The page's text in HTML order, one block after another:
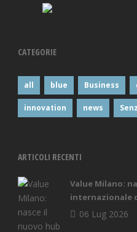
CATEGORIE
all blue Business
innovation news
ARTICOLI RECENTI
Value Milano:
internazionale
06 Lug 2026